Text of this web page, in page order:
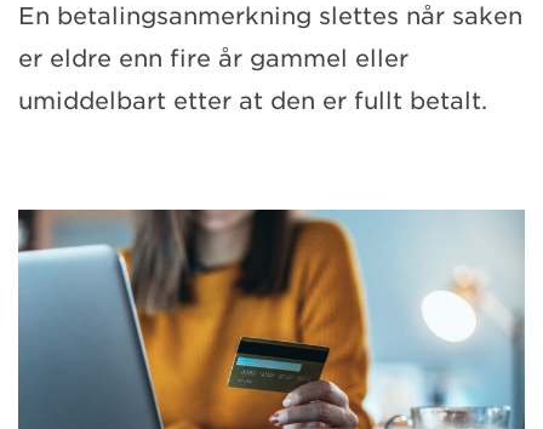
En betalingsanmerkning slettes når saken
er eldre enn fire år gammel eller
umiddelbart etter at den er fullt betalt.